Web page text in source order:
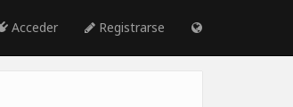
Acceder Registrarse